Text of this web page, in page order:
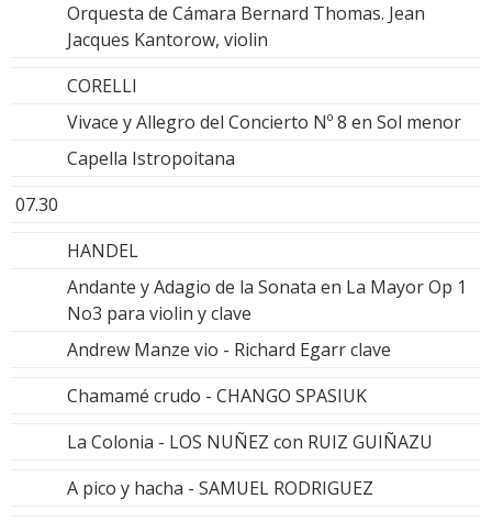
Orquesta de Cámara Bernard Thomas. Jean
Jacques Kantorow, violin
CORELLI
Vivace y Allegro del Concierto Nº 8 en Sol menor
Capella Istropoitana
07.30
HANDEL
Andante y Adagio de la Sonata en La Mayor Op 1
No3 para violin y clave
Andrew Manze vio - Richard Egarr clave
Chamamé crudo - CHANGO SPASIUK
La Colonia - LOS NUÑEZ con RUIZ GUIÑAZU
A pico y hacha - SAMUEL RODRIGUEZ